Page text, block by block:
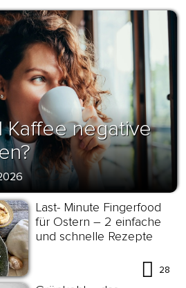
Kaffee negative
Last- Minute Fingerfood
für Ostern – 2 einfache
und schnelle Rezepte
28